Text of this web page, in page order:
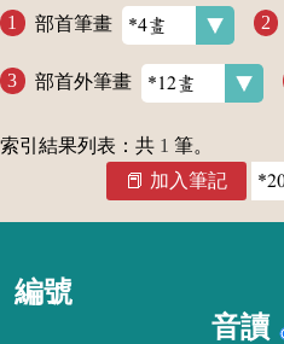
部首筆畫
部首外筆畫
索引結果列表：共 1 筆。
加入筆記
編號
音讀